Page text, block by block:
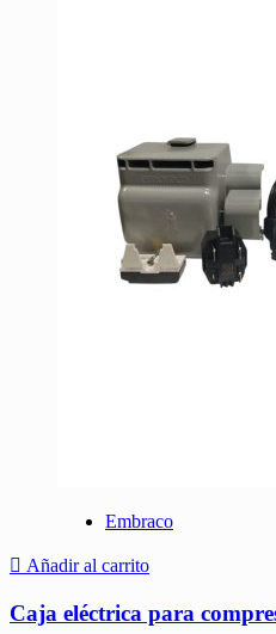
Embraco
Añadir al carrito
Caja eléctrica para